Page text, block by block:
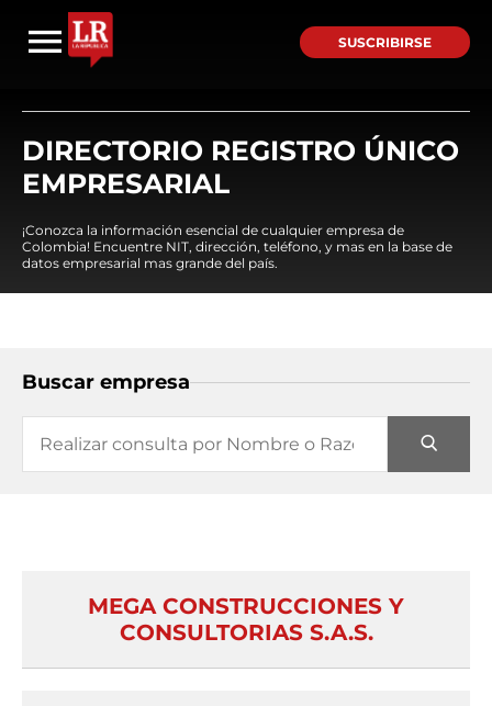
SUSCRIBIRSE
DIRECTORIO REGISTRO ÚNICO
EMPRESARIAL
¡Conozca la información esencial de cualquier empresa de
Colombia! Encuentre NIT, dirección, teléfono, y mas en la base de
datos empresarial mas grande del país.
Buscar empresa
MEGA CONSTRUCCIONES Y
CONSULTORIAS S.A.S.